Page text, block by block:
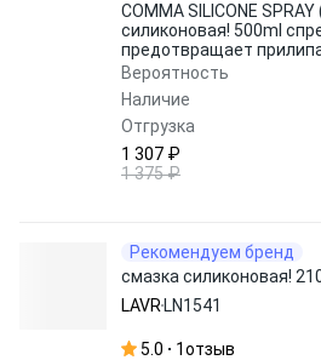
COMMA SILICONE
силиконовая! 500ml
предотвращает
Вероятность
Наличие
Отгрузка
1 307 ₽
1 375 ₽
Рекомендуем бренд
смазка силиконовая!
LAVR LN1541
5.0 1отзыв